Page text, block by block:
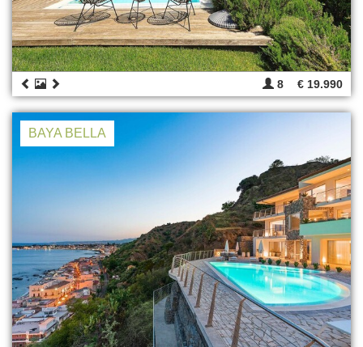
8 € 19.990
BAYA BELLA